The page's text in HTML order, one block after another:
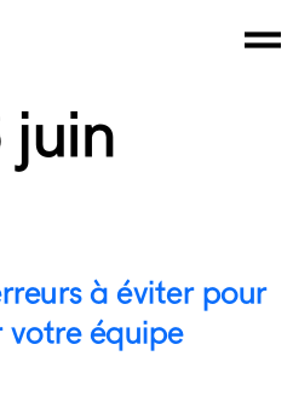
juin
à éviter pour
votre équipe